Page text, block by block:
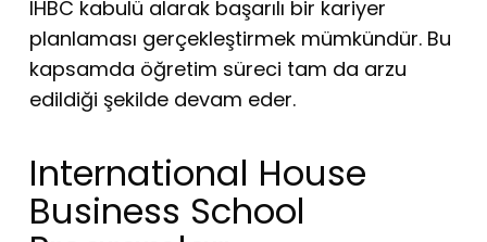
IHBC kabulü alarak başarılı bir kariyer
planlaması gerçekleştirmek mümkündür. Bu
kapsamda öğretim süreci tam da arzu
edildiği şekilde devam eder.
International House
Business School